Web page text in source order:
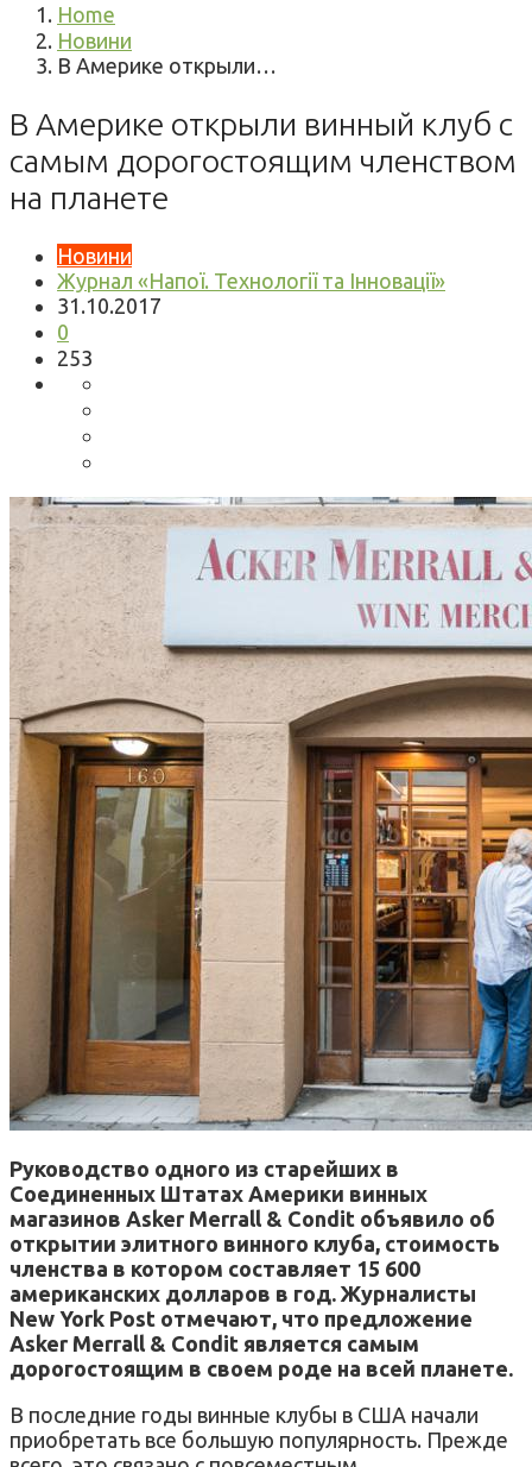
Home
Новини
В Америке открыли…
В Америке открыли винный клуб с
самым дорогостоящим членством
на планете
Новини
Журнал «Напої. Технології та Інновації»
31.10.2017
0
253
Руководство одного из старейших в
Соединенных Штатах Америки винных
магазинов Asker Merrall & Condit объявило об
открытии элитного винного клуба, стоимость
членства в котором составляет 15 600
американских долларов в год. Журналисты
New York Post отмечают, что предложение
Asker Merrall & Condit является самым
дорогостоящим в своем роде на всей планете.
В последние годы винные клубы в США начали
приобретать все большую популярность. Прежде